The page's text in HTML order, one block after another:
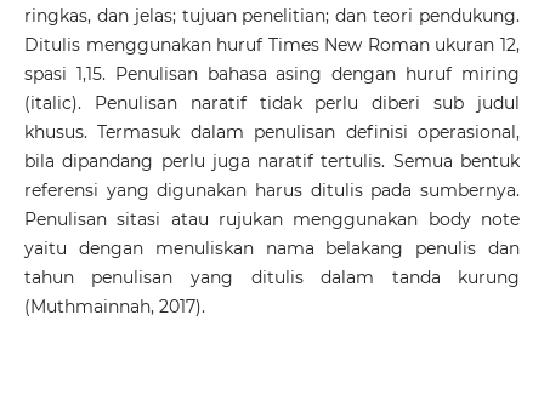
ringkas, dan jelas; tujuan penelitian; dan teori pendukung.
Ditulis menggunakan huruf Times New Roman ukuran 12,
spasi 1,15. Penulisan bahasa asing dengan huruf miring
(italic). Penulisan naratif tidak perlu diberi sub judul
khusus. Termasuk dalam penulisan definisi operasional,
bila dipandang perlu juga naratif tertulis. Semua bentuk
referensi yang digunakan harus ditulis pada sumbernya.
Penulisan sitasi atau rujukan menggunakan body note
yaitu dengan menuliskan nama belakang penulis dan
tahun penulisan yang ditulis dalam tanda kurung
(Muthmainnah, 2017).